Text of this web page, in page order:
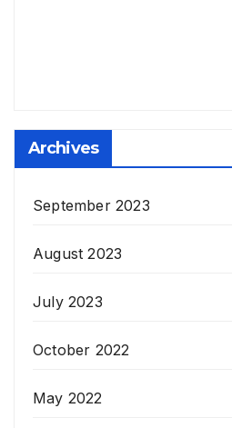
Archives
September 2023
August 2023
July 2023
October 2022
May 2022